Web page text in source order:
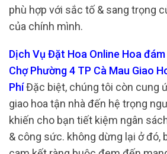
phù hợp với sắc tố & sang trọng
của chính mình.
Dịch Vụ Đặt Hoa Online Hoa
Chợ Phường 4 TP Cà Mau Giao
PhíĐặc biệt, chúng tôi còn cung
giao hoa tận nhà đến hệ trọng
khiến cho bạn tiết kiệm ngân
& công sức. không dừng lại ở đó,